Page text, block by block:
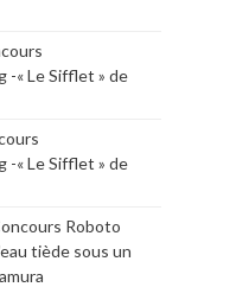
« Le Sifflet » de
« Le Sifflet » de
Roboto
tiède sous un